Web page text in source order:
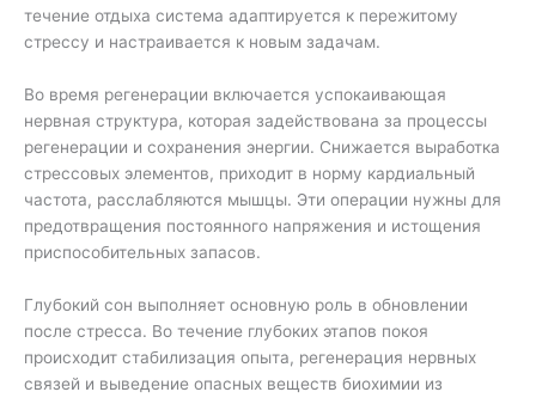
течение отдыха система адаптируется к пережитому
стрессу и настраивается к новым задачам.
Во время регенерации включается успокаивающая
нервная структура, которая задействована за процессы
регенерации и сохранения энергии. Снижается выработка
стрессовых элементов, приходит в норму кардиальный
частота, расслабляются мышцы. Эти операции нужны для
предотвращения постоянного напряжения и истощения
приспособительных запасов.
Глубокий сон выполняет основную роль в обновлении
после стресса. Во течение глубоких этапов покоя
происходит стабилизация опыта, регенерация нервных
связей и выведение опасных веществ биохимии из